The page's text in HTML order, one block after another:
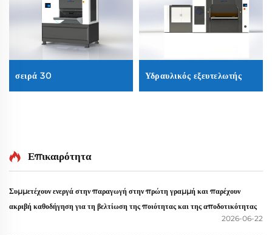
σειρά 30 Υδραυλικός εξευτελωτής
Επικαιρότητα
Συμμετέχουν ενεργά στην παραγωγή στην πρώτη γραμμή και παρέχουν
ακριβή καθοδήγηση για τη βελτίωση της ποιότητας και της αποδοτικότητας
2026-06-22